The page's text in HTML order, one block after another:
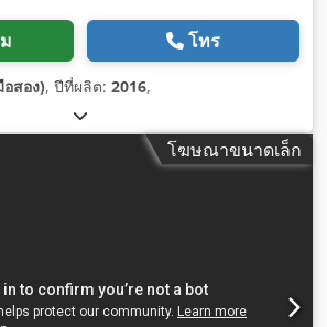
โทร
สอง), ปีที่ผลิต: 2016,
โฆษณาขนาดเล็ก